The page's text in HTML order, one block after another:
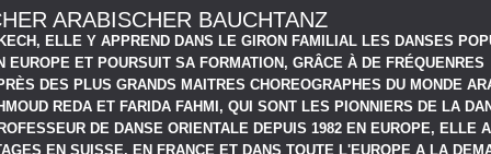
ARABISCHER BAUCHTANZ
ELLE Y APPREND DANS LE GIRON FAMILIAL LES DANSES
EUROPE ET POURSUIT SA FORMATION, GRÂCE À DE FRÉQUENRES
DES PLUS GRANDS MAITRES CHOREOGRAPHES DU MONDE
REDA ET FARIDA FAHMI, QUI SONT LES PIONNIERS DE LA
DE DANSE ORIENTALE DEPUIS 1982 EN EUROPE, ELLE
EN SUISSE, EN FRANCE ET DANS TOUTE L'EUROPE A LA